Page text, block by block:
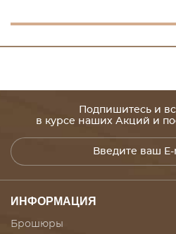
Подпишитесь и
в курсе наших Акций и
ИНФОРМАЦИЯ
Брошюры